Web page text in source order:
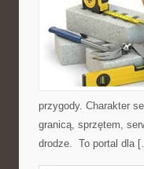
przygody. Charakter
granicą, sprzętem,
drodze. To portal dla